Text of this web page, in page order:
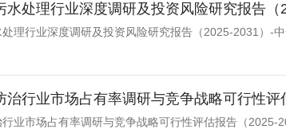
水处理行业深度调研及投资风险研究报告
理行业深度调研及投资风险研究报告（2025-2031）-
治行业市场占有率调研与竞争战略可行性
业市场占有率调研与竞争战略可行性评估报告（2025-